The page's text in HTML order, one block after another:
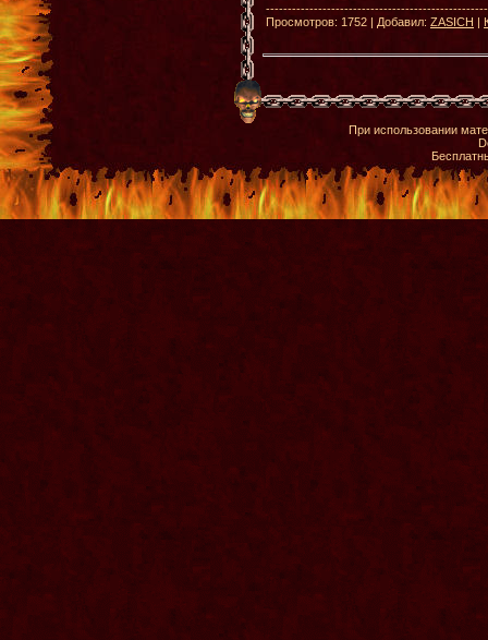
Просмотров: 1752 | Добавил: ZASICH |
При использовании